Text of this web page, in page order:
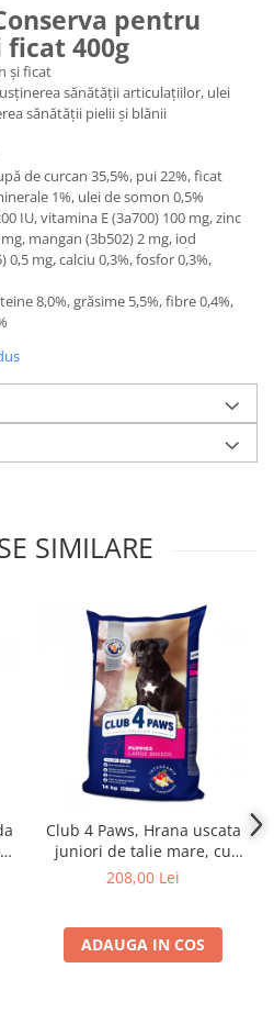
pentru
400g
și ficat
sănătății articulațiilor, ulei
sănătății pielii și blănii
de curcan 35,5%, pui 22%, ficat
1%, ulei de somon 0,5%
IU, vitamina E (3a700) 100 mg, zinc
mangan (3b502) 2 mg, iod
0,5 mg, calciu 0,3%, fosfor 0,3%,
8,0%, grăsime 5,5%, fibre 0,4%,
SIMILARE
Club 4 Paws, Hrana uscata
juniori de talie mare, cu
pui, 14kg
208,00 Lei
ADAUGA IN COS